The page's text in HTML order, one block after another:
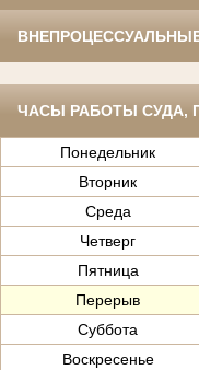
ЧАСЫ РАБОТЫ СУДА,
Понедельник
Вторник
Среда
Четверг
Пятница
Перерыв
Суббота
Воскресенье